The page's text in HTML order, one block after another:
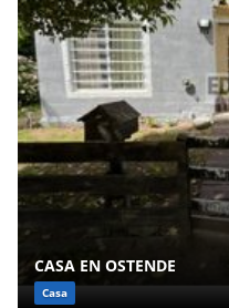
CASA EN OSTENDE
Casa